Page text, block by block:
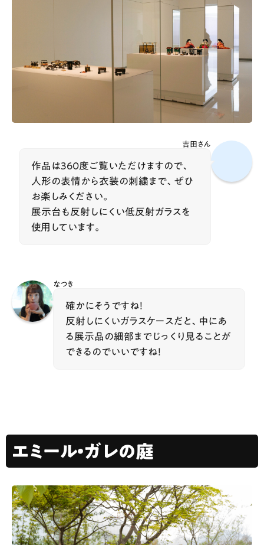
吉田さん
作品は360度ご覧いただけますので、
人形の表情から衣装の刺繍まで、ぜひ
お楽しみください。
展示台も反射しにくい低反射ガラスを
使用しています。
なつき
確かにそうですね！
反射しにくいガラスケースだと、中にあ
る展示品の細部までじっくり見ることが
できるのでいいですね！
エミール・ガレの庭